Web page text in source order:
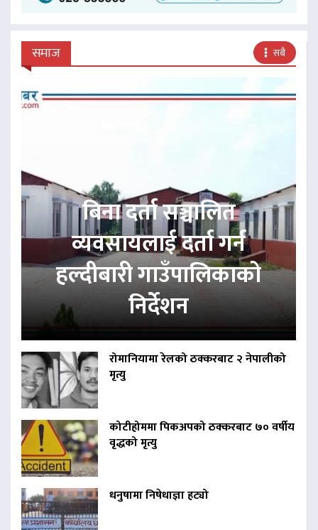
समाज सबै
बिना दर्ता सञ्चालित
व्यवसायलाई दर्ता गर्न
हल्दीबारी गाउँपालिकाको
निर्देशन
रोमानियामा रेलको ठक्करबाट २ नेपालीको
मृत्यु
कोटीहोममा पिकअपको ठक्करबाट ७० वर्षीय
वृद्धको मृत्यु
धनुषामा निषेधाज्ञा हट्यो